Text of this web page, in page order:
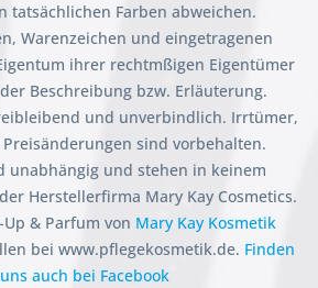
tatsächlichen Farben abweichen.
Warenzeichen und eingetragenen
ihrer rechtmßigen Eigentümer
Beschreibung bzw. Erläuterung.
und unverbindlich. Irrtümer,
sind vorbehalten.
unabhängig und stehen in keinem
Herstellerfirma Mary Kay Cosmetics.
& Parfum von Mary Kay Kosmetik
bei www.pflegekosmetik.de. Finden
auch bei Facebook